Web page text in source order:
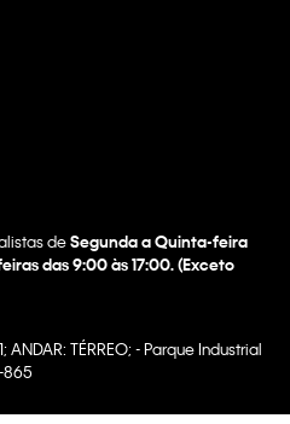
deSegunda a Quinta-feira
das 9:00 às 17:00. (Exceto
TÉRREO; - Parque Industrial
865